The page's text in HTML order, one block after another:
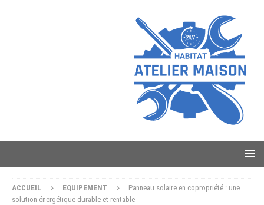
ACCUEIL EQUIPEMENT
Panneau solaire en copropriété : une
solution énergétique durable et rentable